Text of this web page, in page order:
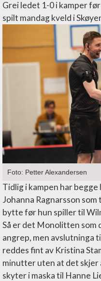
Grei ledet 1-0 i kamper
spilt mandag kveld i
Foto: Petter Alexandersen
Tidlig i kampen har begge
Johanna Ragnarsson
bytte før hun spiller til
Så er det Monolitten som
angrep, men avslutninga
reddes fint av Kristina
minutter uten at det skjer
skyter i maska til Hanne